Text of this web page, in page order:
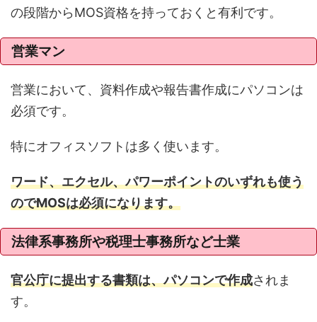
の段階からMOS資格を持っておくと有利です。
営業マン
営業において、資料作成や報告書作成にパソコンは
必須です。
特にオフィスソフトは多く使います。
ワード、エクセル、パワーポイントのいずれも使う
のでMOSは必須になります。
法律系事務所や税理士事務所など士業
官公庁に提出する書類は、パソコンで作成されま
す。